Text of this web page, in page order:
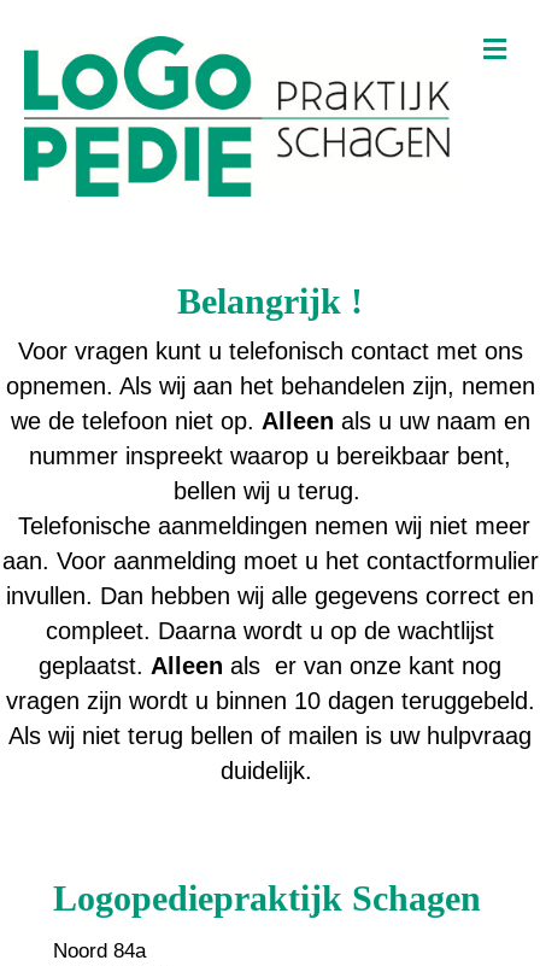
M
e
Belangrijk !
Voor vragen kunt u telefonisch contact met ons
opnemen. Als wij aan het behandelen zijn, nemen
we de telefoon niet op. Alleen als u uw naam en
nummer inspreekt waarop u bereikbaar bent,
bellen wij u terug.
Telefonische aanmeldingen nemen wij niet meer
aan. Voor aanmelding moet u het contactformulier
invullen. Dan hebben wij alle gegevens correct en
compleet. Daarna wordt u op de wachtlijst
geplaatst. Alleen als er van onze kant nog
vragen zijn wordt u binnen 10 dagen teruggebeld.
Als wij niet terug bellen of mailen is uw hulpvraag
duidelijk.
Logopediepraktijk Schagen
Noord 84a